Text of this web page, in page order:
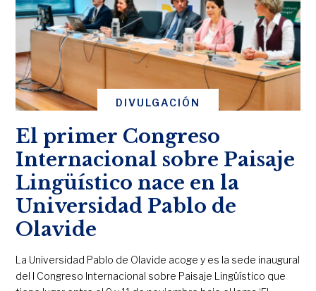
DIVULGACIÓN
El primer Congreso
Internacional sobre Paisaje
Lingüístico nace en la
Universidad Pablo de
Olavide
La Universidad Pablo de Olavide acoge y es la sede inaugural
del I Congreso Internacional sobre Paisaje Lingüístico que